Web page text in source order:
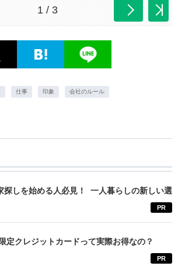
1 / 3
仕事 印象 会社のルール
探しを始める人必見！ 一人暮らしの新しい選
PR
定クレジットカードって実際お得なの？
PR